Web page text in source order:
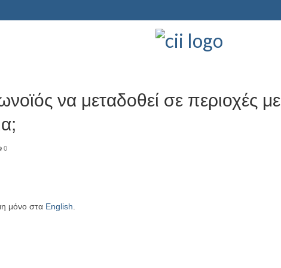
να μεταδοθεί σε περιοχές με
0
μόνο στα English